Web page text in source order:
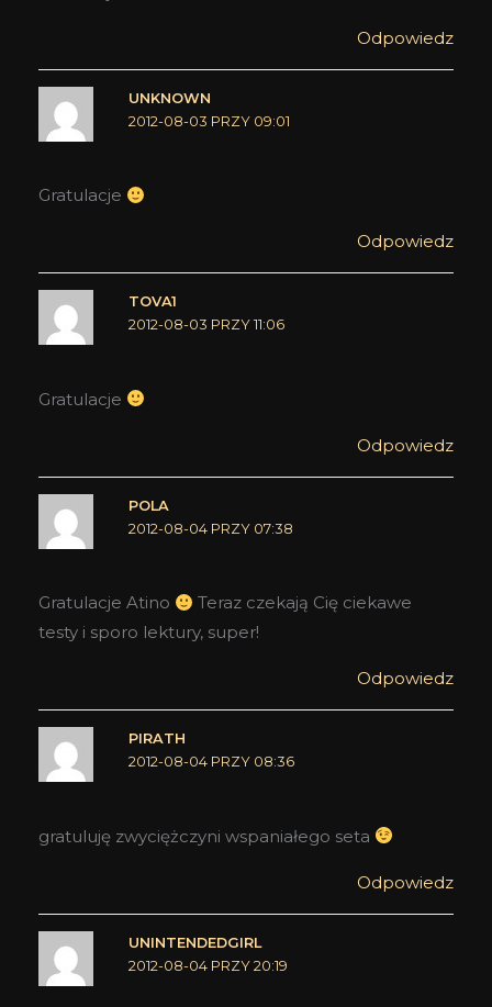
Odpowiedz
UNKNOWN
2012-08-03 PRZY 09:01
Gratulacje
Odpowiedz
TOVA1
2012-08-03 PRZY 11:06
Gratulacje
Odpowiedz
POLA
2012-08-04 PRZY 07:38
Gratulacje Atino
Teraz czekają Cię ciekawe
testy i sporo lektury, super!
Odpowiedz
PIRATH
2012-08-04 PRZY 08:36
gratuluję zwyciężczyni wspaniałego seta
Odpowiedz
UNINTENDEDGIRL
2012-08-04 PRZY 20:19